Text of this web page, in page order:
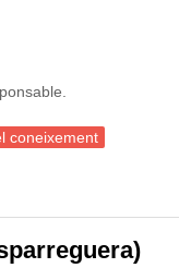
coneixement